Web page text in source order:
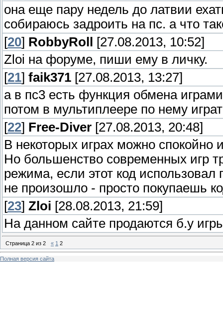
она еще пару недель до латвии
собираюсь задроить на пс. а что
[20] RobbyRoll
[27.08.2013, 10:52]
Zloi на форуме, пиши ему в личку.
[21] faik371 [27.08.2013, 13:27]
а в пс3 есть функция обмена
потом в мультиплеере по нему
[22] Free-Diver [27.08.2013, 20:48]
В некоторых играх можно спокойно
Но большенство современных игр
режима, если этот код
не произошло - просто покупаешь
[23] Zloi [28.08.2013, 21:59]
На данном сайте продаются б.у
Страница 2 из 2 « 1 2
Полная версия сайта